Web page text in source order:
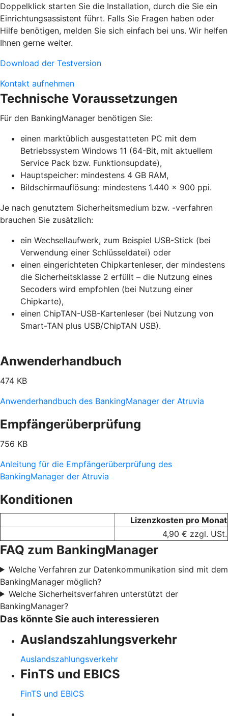
Doppelklick starten Sie die Installation, durch die Sie ein
Einrichtungsassistent führt. Falls Sie Fragen haben oder
Hilfe benötigen, melden Sie sich einfach bei uns. Wir helfen
Ihnen gerne weiter.
Download der Testversion
Kontakt aufnehmen
Technische Voraussetzungen
Für den BankingManager benötigen Sie:
einen marktüblich ausgestatteten PC mit dem
Betriebssystem Windows 11 (64-Bit, mit aktuellem
Service Pack bzw. Funktionsupdate),
Hauptspeicher: mindestens 4 GB RAM,
Bildschirmauflösung: mindestens 1.440 x 900 ppi.
Je nach genutztem Sicherheitsmedium bzw. -verfahren
brauchen Sie zusätzlich:
ein Wechsellaufwerk, zum Beispiel USB-Stick (bei
Verwendung einer Schlüsseldatei) oder
einen eingerichteten Chipkartenleser, der mindestens
die Sicherheitsklasse 2 erfüllt – die Nutzung eines
Secoders wird empfohlen (bei Nutzung einer
Chipkarte),
einen ChipTAN-USB-Kartenleser (bei Nutzung von
Smart-TAN plus USB/ChipTAN USB).
Anwenderhandbuch
474 KB
Anwenderhandbuch des BankingManager der Atruvia
Empfängerüberprüfung
756 KB
Anleitung für die Empfängerüberprüfung des
BankingManager der Atruvia
Konditionen
Lizenzkosten pro Monat
4,90 € zzgl. USt.
FAQ zum BankingManager
Welche Verfahren zur Datenkommunikation sind mit dem
BankingManager möglich?
Welche Sicherheitsverfahren unterstützt der
BankingManager?
Das könnte Sie auch interessieren
Auslandszahlungsverkehr
Auslandszahlungsverkehr
FinTS und EBICS
FinTS und EBICS